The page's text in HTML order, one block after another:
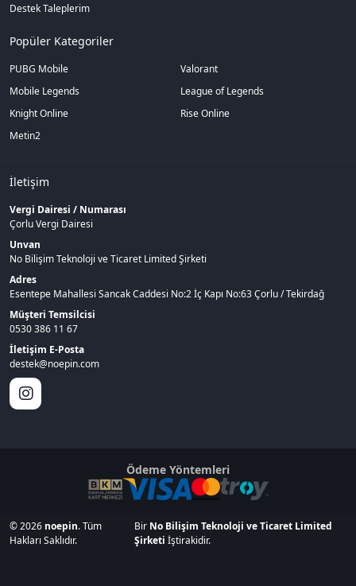
Destek Taleplerim
Popüler Kategoriler
PUBG Mobile
Valorant
Mobile Legends
League of Legends
Knight Online
Rise Online
Metin2
İletişim
Vergi Dairesi / Numarası
Çorlu Vergi Dairesi
Unvan
No Bilişim Teknoloji ve Ticaret Limited Şirketi
Adres
Esentepe Mahallesi Sancak Caddesi No:2 İç Kapı No:63 Çorlu / Tekirdağ
Müşteri Temsilcisi
0530 386 11 67
İletişim E-Posta
destek@noepin.com
Ödeme Yöntemleri
© 2026 noepin. Tüm
Hakları Saklıdır.
Bir No Bilişim Teknoloji ve Ticaret Limited
Şirketi İştirakidir.